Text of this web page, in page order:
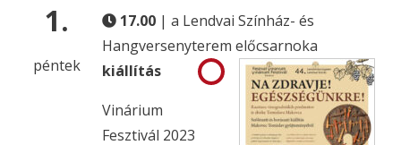
1.
péntek
17.00 | a Lendvai Színház- és
Hangversenyterem előcsarnoka
kiállítás
Vinárium
Fesztivál 2023